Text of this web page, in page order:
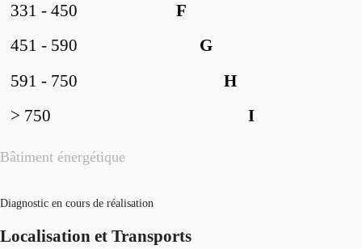
Bâtiment énergétique
F
331 - 450
G
451 - 590
H
591 - 750
I
> 750
Diagnostic en cours de réalisation
Localisation et Transports